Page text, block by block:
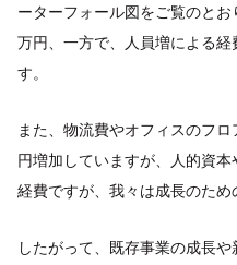
ーターフォール図をご覧のと
万円、一方で、人員増による
す。
また、物流費やオフィスのフ
円増加していますが、人的資
経費ですが、我々は成長のため
したがって、既存事業の成長